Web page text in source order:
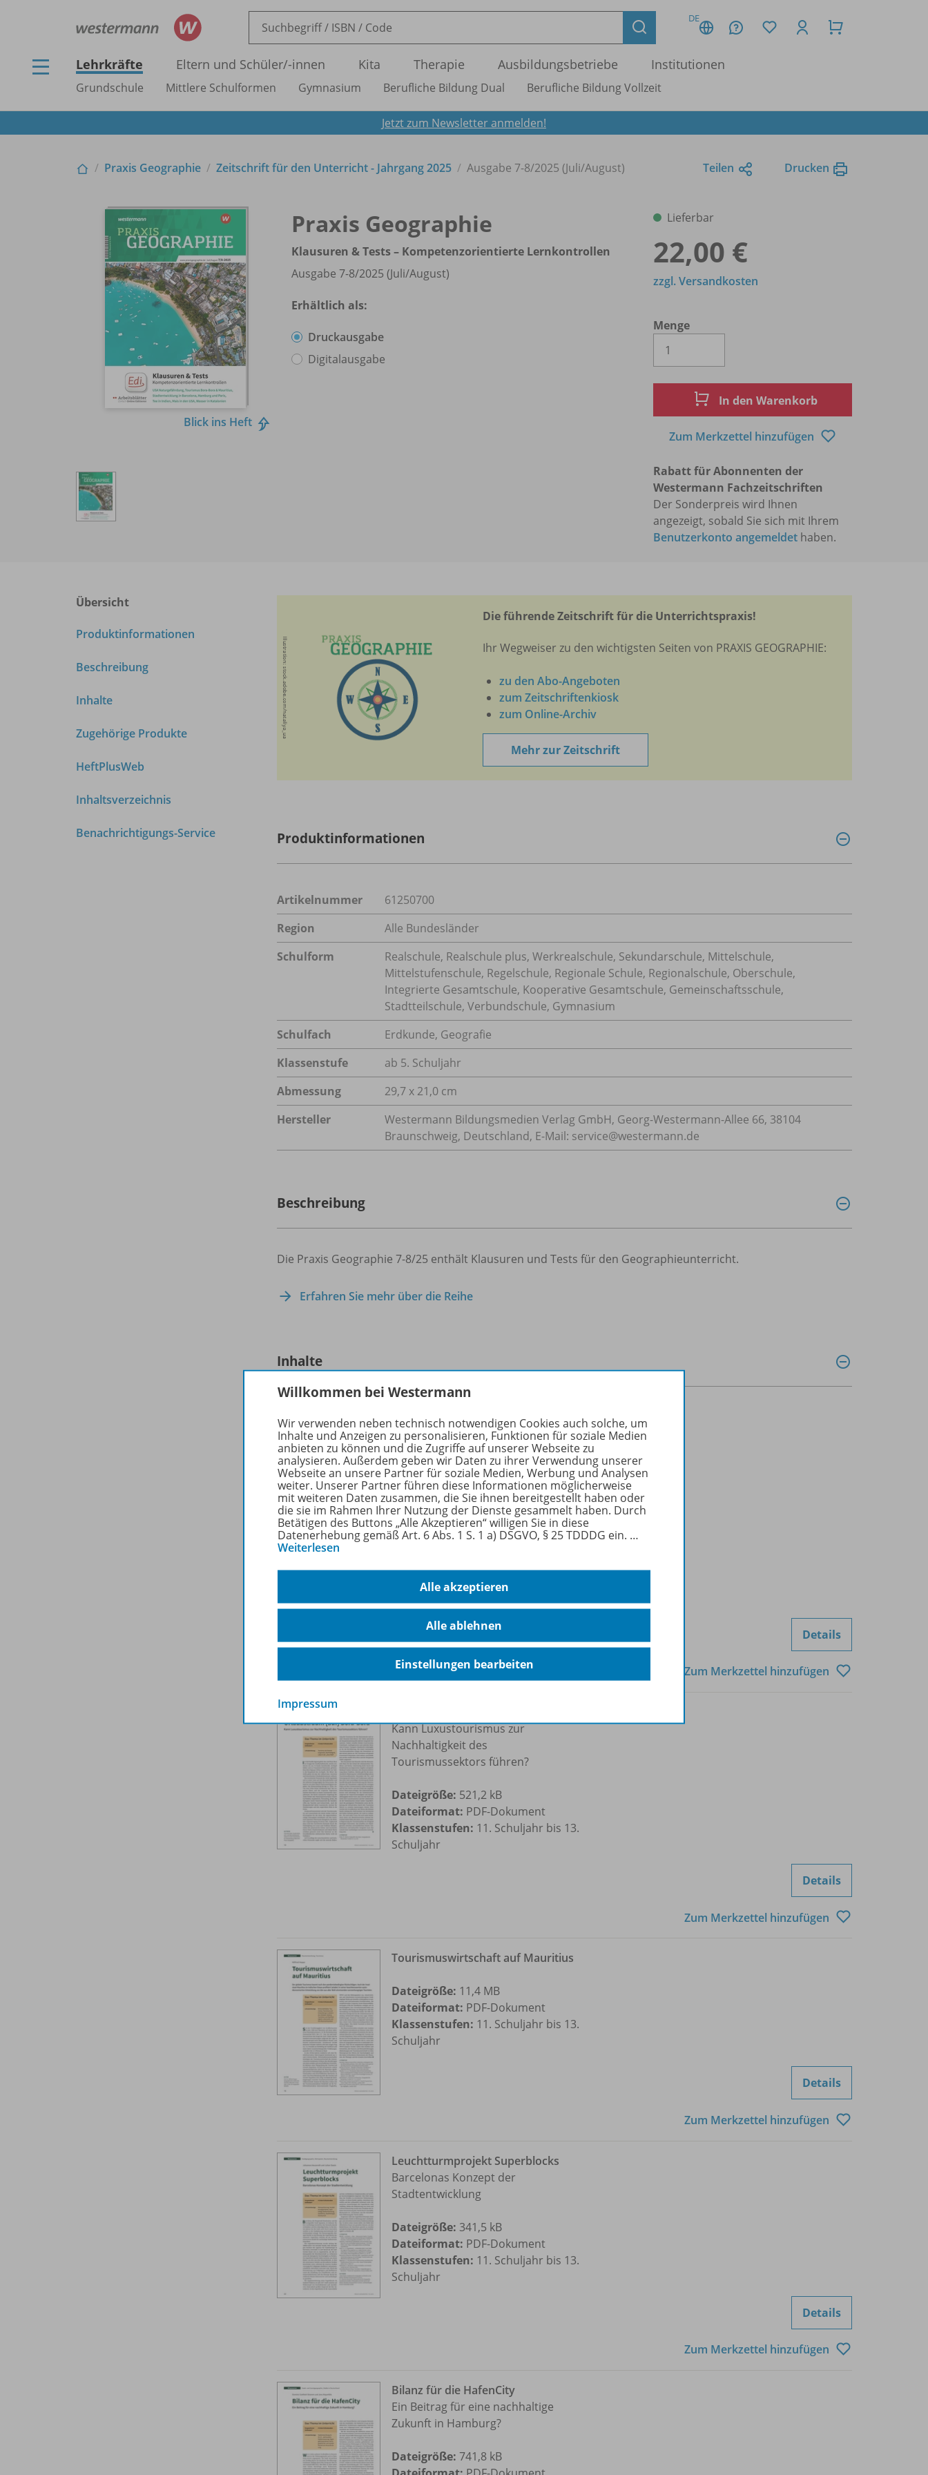
DE
Lehrkräfte Eltern und Schüler/-innen Kita Therapie Ausbildungsbetriebe Institutionen
Grundschule Mittlere Schulformen Gymnasium Berufliche Bildung Dual Berufliche Bildung Vollzeit
Jetzt zum Newsletter anmelden!
Praxis Geographie Zeitschrift für den Unterricht - Jahrgang 2025 Ausgabe 7-8/2025 (Juli/August) Teilen Drucken
Blick ins Heft
Praxis Geographie
Klausuren & Tests – Kompetenzorientierte Lernkontrollen
Ausgabe 7-8/2025 (Juli/August)
Erhältlich als:
Druckausgabe
Digitalausgabe
Lieferbar
22,00 €
Menge
zzgl. Versandkosten
In den Warenkorb
Zum Merkzettel hinzufügen
Rabatt für Abonnenten der
Westermann Fachzeitschriften
Der Sonderpreis wird Ihnen
angezeigt, sobald Sie sich mit Ihrem
Benutzerkonto angemeldet haben.
Übersicht
Produktinformationen
Beschreibung
Inhalte
Zugehörige Produkte
HeftPlusWeb
Inhaltsverzeichnis
Benachrichtigungs-Service
Die führende Zeitschrift für die Unterrichtspraxis!
Ihr Wegweiser zu den wichtigsten Seiten von PRAXIS GEOGRAPHIE:
zu den Abo-Angeboten
zum Zeitschriftenkiosk
zum Online-Archiv
Mehr zur Zeitschrift
Produktinformationen
Artikelnummer
61250700
Region
Alle Bundesländer
Schulform
Realschule, Realschule plus, Werkrealschule, Sekundarschule, Mittelschule,
Mittelstufenschule, Regelschule, Regionale Schule, Regionalschule, Oberschule,
Integrierte Gesamtschule, Kooperative Gesamtschule, Gemeinschaftsschule,
Stadtteilschule, Verbundschule, Gymnasium
Schulfach
Erdkunde, Geografie
Klassenstufe
ab 5. Schuljahr
Abmessung
29,7 x 21,0 cm
Hersteller
Westermann Bildungsmedien Verlag GmbH, Georg-Westermann-Allee 66, 38104
Braunschweig, Deutschland, E-Mail: service@westermann.de
Beschreibung
Die Praxis Geographie 7-8/25 enthält Klausuren und Tests für den Geographieunterricht.
Erfahren Sie mehr über die Reihe
Inhalte
Beiträge
Gefährdung von US-
Industriestandorten durch
Naturereignisse
Erstellung von Croquis als
alternatives Prüfungsformat
Klassenstufen:11. Schuljahr bis 13.
Details
Zum Merkzettel hinzufügen
Kann Luxustourismus zur
Nachhaltigkeit des
Tourismussektors führen?
Dateigröße: 521,2 kB
Dateiformat: PDF-Dokument
Klassenstufen: 11. Schuljahr bis 13.
Schuljahr
Details
Zum Merkzettel hinzufügen
Tourismuswirtschaft auf Mauritius
Dateigröße: 11,4 MB
Dateiformat: PDF-Dokument
Klassenstufen: 11. Schuljahr bis 13.
Schuljahr
Details
Zum Merkzettel hinzufügen
Leuchtturmprojekt Superblocks
Barcelonas Konzept der
Stadtentwicklung
Dateigröße: 341,5 kB
Dateiformat: PDF-Dokument
Klassenstufen: 11. Schuljahr bis 13.
Schuljahr
Details
Zum Merkzettel hinzufügen
Bilanz für die HafenCity
Ein Beitrag für eine nachhaltige
Zukunft in Hamburg?
Dateigröße: 741,8 kB
Willkommen bei Westermann
Wir verwenden neben technisch notwendigen Cookies auch solche, um
Inhalte und Anzeigen zu personalisieren, Funktionen für soziale Medien
anbieten zu können und die Zugriffe auf unserer Webseite zu
analysieren. Außerdem geben wir Daten zu ihrer Verwendung unserer
Webseite an unsere Partner für soziale Medien, Werbung und Analysen
weiter. Unserer Partner führen diese Informationen möglicherweise
mit weiteren Daten zusammen, die Sie ihnen bereitgestellt haben oder
die sie im Rahmen Ihrer Nutzung der Dienste gesammelt haben. Durch
Betätigen des Buttons „Alle Akzeptieren“ willigen Sie in diese
Datenerhebung gemäß Art. 6 Abs. 1 S. 1 a) DSGVO, § 25 TDDDG ein. …
Weiterlesen
Alle akzeptieren
Alle ablehnen
Einstellungen bearbeiten
Impressum